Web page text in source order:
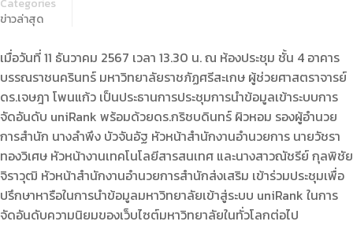
Categories
ข่าวล่าสุด
เมื่อวันที่ 11 ธันวาคม 2567 เวลา 13.30 น. ณ ห้องประชุม ชั้น 4 อาคาร
บรรณราชนครินทร์ มหาวิทยาลัยราชภัฏศรีสะเกษ ผู้ช่วยศาสตราจารย์
ดร.เจษฎา โพนแก้ว เป็นประธานการประชุมการนำข้อมูลเข้าระบบการ
จัดอันดับ uniRank พร้อมด้วยดร.กริชบดินทร์ ผิวหอม รองผู้อำนวย
การสำนัก นางลำพึง บัวจันอัฐ หัวหน้าสำนักงานอำนวยการ นายวัชรา
ทองวิเศษ หัวหน้างานเทคโนโลยีสารสนเทศ และนางสาวณัชรีย์ กุลพิชัย
จิราวุฒิ หัวหน้าสำนักงานอำนวยการสำนักส่งเสริม เข้าร่วมประชุมเพื่อ
ปรึกษาหารือในการนำข้อมูลมหาวิทยาลัยเข้าสู่ระบบ uniRank ในการ
จัดอันดับความนิยมของเว็บไซต์มหาวิทยาลัยในทั่วโลกต่อไป